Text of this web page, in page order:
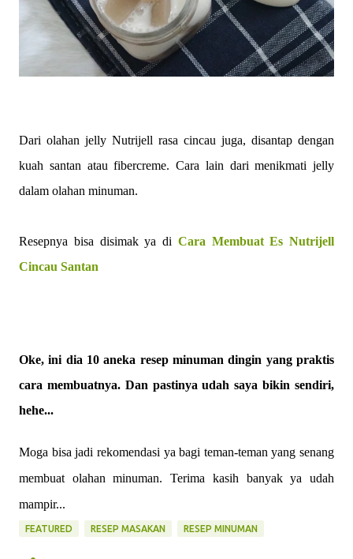
Dari olahan jelly Nutrijell rasa cincau juga, disantap dengan
kuah santan atau fibercreme. Cara lain dari menikmati jelly
dalam olahan minuman.
Resepnya bisa disimak ya di Cara Membuat Es Nutrijell
Cincau Santan
Oke, ini dia 10 aneka resep minuman dingin yang praktis
cara membuatnya. Dan pastinya udah saya bikin sendiri,
hehe...
Moga bisa jadi rekomendasi ya bagi teman-teman yang senang
membuat olahan minuman. Terima kasih banyak ya udah
mampir...
FEATURED RESEP MASAKAN RESEP MINUMAN